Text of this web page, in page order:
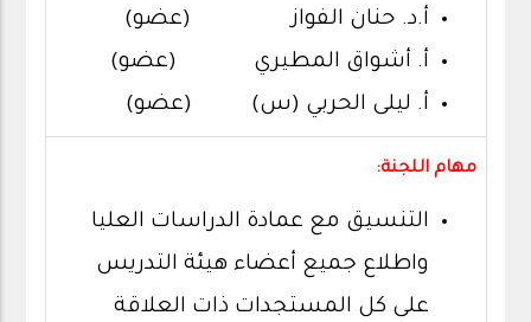
أ.د. حنان الفواز (عضو)
أ. أشواق المطيري (عضو)
أ. ليلى الحربي (س) (عضو)
مهام اللجنة:
التنسيق مع عمادة الدراسات العليا
واطلاع جميع أعضاء هيئة التدريس
على كل المستجدات ذات العلاقة